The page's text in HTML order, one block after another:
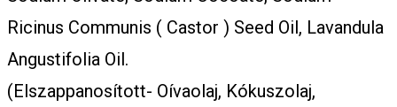
Ricinus Communis ( Castor ) Seed Oil, Lavandula
Angustifolia Oil.
(Elszappanosított- Oívaolaj, Kókuszolaj,